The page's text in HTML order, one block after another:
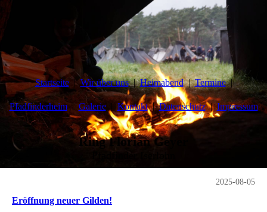
Startseite Wir über uns Heimabend Termine
Pfadfinderheim Galerie Kontakt Datenschutz Impressum
Ring Florian Geyer
Pfadfinder Iserlohn
2025-08-05
Eröffnung neuer Gilden!